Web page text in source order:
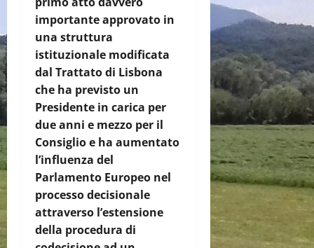
importante approvato in
una struttura
istituzionale modificata
dal Trattato di Lisbona
che ha previsto un
Presidente in carica per
due anni e mezzo per il
Consiglio e ha aumentato
l’influenza del
Parlamento Europeo nel
processo decisionale
attraverso l’estensione
della procedura di